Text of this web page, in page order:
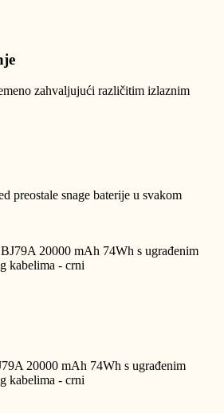
zahvaljujući različitim izlaznim
preostale snage baterije u svakom
20000 mAh 74Wh s ugrađenim
kabelima - crni